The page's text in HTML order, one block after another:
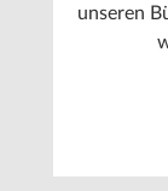
unseren